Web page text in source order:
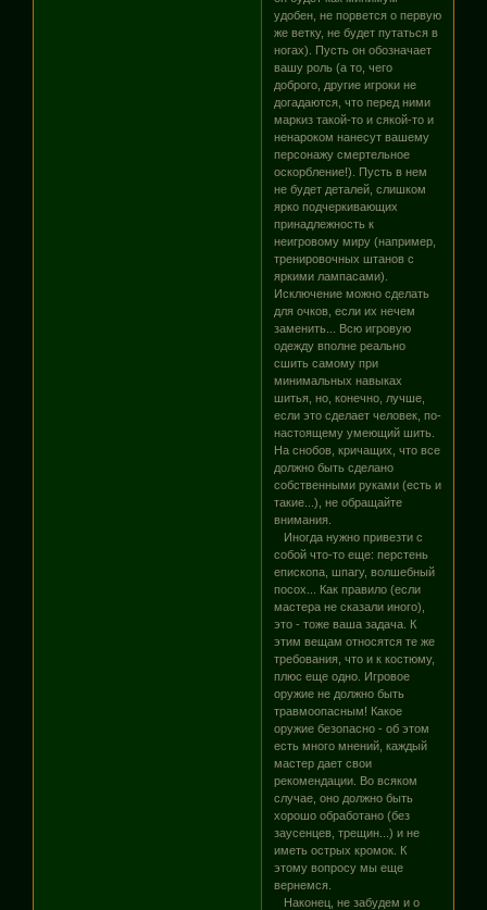
удобен, не порвется о первую
же ветку, не будет путаться в
ногах). Пусть он обозначает
вашу роль (а то, чего
доброго, другие игроки не
догадаются, что перед ними
маркиз такой-то и сякой-то и
ненароком нанесут вашему
персонажу смертельное
оскорбление!). Пусть в нем
не будет деталей, слишком
ярко подчеркивающих
принадлежность к
неигровому миру (например,
тренировочных штанов с
яркими лампасами).
Исключение можно сделать
для очков, если их нечем
заменить... Всю игровую
одежду вполне реально
сшить самому при
минимальных навыках
шитья, но, конечно, лучше,
если это сделает человек, по-
настоящему умеющий шить.
На снобов, кричащих, что все
должно быть сделано
собственными руками (есть и
такие...), не обращайте
внимания.
Иногда нужно привезти с
собой что-то еще: перстень
епископа, шпагу, волшебный
посох... Как правило (если
мастера не сказали иного),
это - тоже ваша задача. К
этим вещам относятся те же
требования, что и к костюму,
плюс еще одно. Игровое
оружие не должно быть
травмоопасным! Какое
оружие безопасно - об этом
есть много мнений, каждый
мастер дает свои
рекомендации. Во всяком
случае, оно должно быть
хорошо обработано (без
заусенцев, трещин...) и не
иметь острых кромок. К
этому вопросу мы еще
вернемся.
Наконец, не забудем и о